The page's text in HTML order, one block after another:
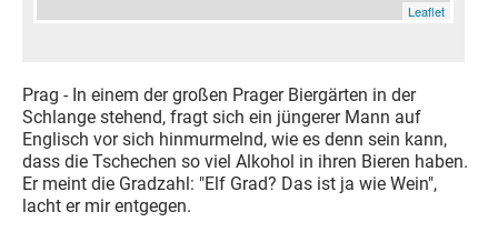
Leaflet
Prag - In einem der großen Prager Biergärten in der
Schlange stehend, fragt sich ein jüngerer Mann auf
Englisch vor sich hinmurmelnd, wie es denn sein kann,
dass die Tschechen so viel Alkohol in ihren Bieren haben.
Er meint die Gradzahl: "Elf Grad? Das ist ja wie Wein",
lacht er mir entgegen.